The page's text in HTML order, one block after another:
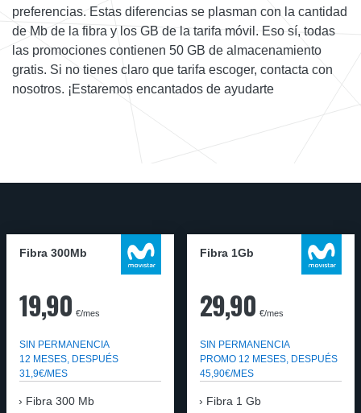
preferencias. Estas diferencias se plasman con la cantidad
de Mb de la fibra y los GB de la tarifa móvil. Eso sí, todas
las promociones contienen 50 GB de almacenamiento
gratis. Si no tienes claro que tarifa escoger, contacta con
nosotros. ¡Estaremos encantados de ayudarte
Fibra 300Mb
19,90 €/mes
SIN PERMANENCIA
12 MESES, DESPUÉS
31,9€/MES
Fibra 300 Mb
Fibra 1Gb
29,90 €/mes
SIN PERMANENCIA
PROMO 12 MESES, DESPUÉS
45,90€/MES
Fibra 1 Gb